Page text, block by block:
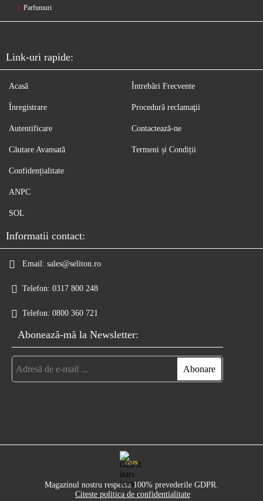
Parfumuri
Link-uri rapide:
Acasă
Înregistrare
Autentificare
Căutare Avansată
Întrebări Frecvente
Procedură reclamaţii
Contactează-ne
Termeni și Condiții
Confidențialitate
ANPC
SOL
Informatii contact:
Email: sales@seliton.ro
Telefon: 0317 800 248
Telefon: 0800 360 721
Abonează-mă la Newsletter:
GDPR
Magazinul nostru respecta 100% prevederile GDPR.
Citeste politica de confidentialitate